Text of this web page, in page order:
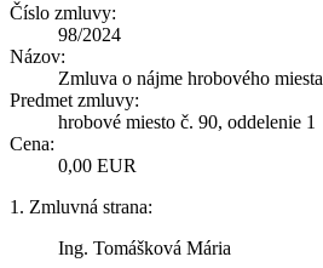
Číslo zmluvy:
98/2024
Názov:
Zmluva o nájme hrobového miesta
Predmet zmluvy:
hrobové miesto č. 90, oddelenie 1
Cena:
0,00 EUR
1. Zmluvná strana:
Ing. Tomášková Mária